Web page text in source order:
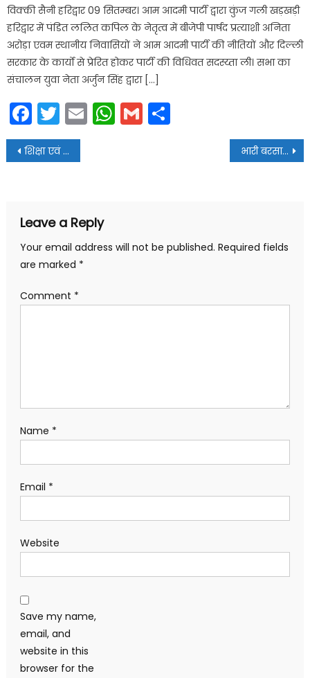
विक्की सैनी हरिद्वार 09 सितम्बर। आम आदमी पार्टी द्वारा कुंज गली खड़खड़ी
हरिद्वार में पंडित ललित कपिल के नेतृत्व में बीजेपी पार्षद प्रत्याशी अनिता
अरोड़ा एवम स्थानीय निवासियों ने आम आदमी पार्टी की नीतियों और दिल्ली
सरकार के कार्यो से प्रेरित होकर पार्टी की विधिवत सदस्य्ता ली। सभा का
संचालन युवा नेता अर्जुन सिंह द्वारा […]
Facebook
Twitter
EmailWhatsApp
Gmail
Post
navigation
शिक्षा एवं चिकित्सा व्यवस्था में सुधार करेगी आम आदमी पार्टी-संजय सैनी भारी बरसात के बीच आप प्रत्याशी संजय सैनी ने किया जनसंपर्क
Leave a Reply
Your email address will not be published. Required fields
are marked *
Comment *
Name *
Email *
Website
Save my name,
email, and
website in this
browser for the